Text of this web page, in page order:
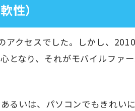
性）
アクセスでした。しかし、
となり、それがモバイルファー
るいは、パソコンでもきれい